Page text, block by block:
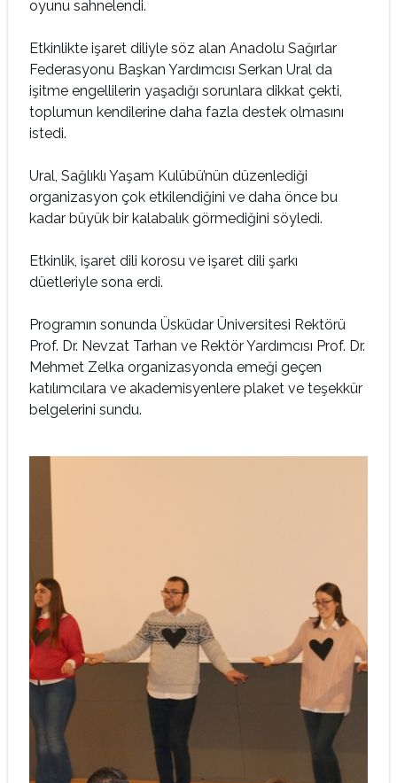
oyunu sahnelendi.
Etkinlikte işaret diliyle söz alan Anadolu Sağırlar
Federasyonu Başkan Yardımcısı Serkan Ural da
işitme engellilerin yaşadığı sorunlara dikkat çekti,
toplumun kendilerine daha fazla destek olmasını
istedi.
Ural, Sağlıklı Yaşam Kulübü’nün düzenlediği
organizasyon çok etkilendiğini ve daha önce bu
kadar büyük bir kalabalık görmediğini söyledi.
Etkinlik, işaret dili korosu ve işaret dili şarkı
düetleriyle sona erdi.
Programın sonunda Üsküdar Üniversitesi Rektörü
Prof. Dr. Nevzat Tarhan ve Rektör Yardımcısı Prof. Dr.
Mehmet Zelka organizasyonda emeği geçen
katılımcılara ve akademisyenlere plaket ve teşekkür
belgelerini sundu.